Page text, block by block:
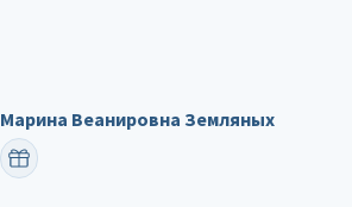
Марина Веанировна Земляных
ПОЗДРАВИТЬ